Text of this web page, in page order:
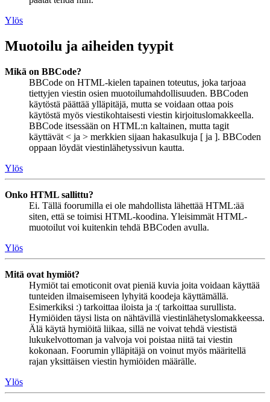
Ylös
Muotoilu ja aiheiden tyypit
Mikä on BBCode?
BBCode on HTML-kielen tapainen toteutus, joka tarjoaa
tiettyjen viestin osien muotoilumahdollisuuden. BBCoden
käytöstä päättää ylläpitäjä, mutta se voidaan ottaa pois
käytöstä myös viestikohtaisesti viestin kirjoituslomakkeella.
BBCode itsessään on HTML:n kaltainen, mutta tagit
käyttävät < ja > merkkien sijaan hakasulkuja [ ja ]. BBCoden
oppaan löydät viestinlähetyssivun kautta.
Ylös
Onko HTML sallittu?
Ei. Tällä foorumilla ei ole mahdollista lähettää HTML:ää
siten, että se toimisi HTML-koodina. Yleisimmät HTML-
muotoilut voi kuitenkin tehdä BBCoden avulla.
Ylös
Mitä ovat hymiöt?
Hymiöt tai emoticonit ovat pieniä kuvia joita voidaan käyttää
tunteiden ilmaisemiseen lyhyitä koodeja käyttämällä.
Esimerkiksi :) tarkoittaa iloista ja :( tarkoittaa surullista.
Hymiöiden täysi lista on nähtävillä viestinlähetyslomakkeessa.
Älä käytä hymiöitä liikaa, sillä ne voivat tehdä viestistä
lukukelvottoman ja valvoja voi poistaa niitä tai viestin
kokonaan. Foorumin ylläpitäjä on voinut myös määritellä
rajan yksittäisen viestin hymiöiden määrälle.
Ylös